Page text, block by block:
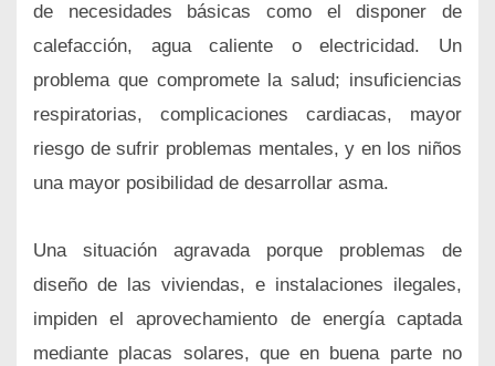
de necesidades básicas como el disponer de
calefacción, agua caliente o electricidad. Un
problema que compromete la salud; insuficiencias
respiratorias, complicaciones cardiacas, mayor
riesgo de sufrir problemas mentales, y en los niños
una mayor posibilidad de desarrollar asma.
Una situación agravada porque problemas de
diseño de las viviendas, e instalaciones ilegales,
impiden el aprovechamiento de energía captada
mediante placas solares, que en buena parte no